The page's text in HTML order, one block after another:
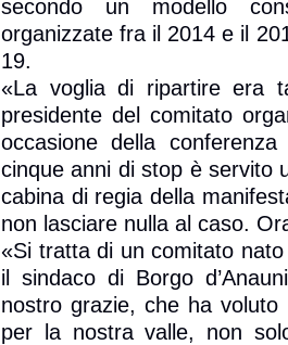
secondo un modello
organizzate fra il 2014 e il
19.
«La voglia di ripartire era
presidente del comitato
occasione della
cinque anni di stop è servito
cabina di regia della
non lasciare nulla al caso.
«Si tratta di un comitato
il sindaco di Borgo
nostro grazie, che ha voluto
per la nostra valle, non